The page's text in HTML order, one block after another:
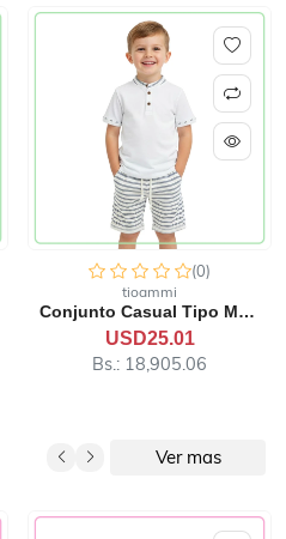
(0)
tioammi
Conjunto Casual Tipo Manda...
USD25.01
Bs.: 18,905.06
Ver mas